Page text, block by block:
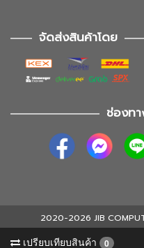
จัดส่งสินค้าโดย
ช่องท
2020-2026 JIB
เปรียบเทียบสินค้า 0